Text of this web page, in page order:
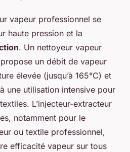
vapeur professionnel se
haute pression et la
. Un nettoyeur vapeur
un débit de vapeur
élevée (jusqu’à 165°C) et
une utilisation intensive pour
L’injecteur-extracteur
notamment pour le
ou textile professionnel,
efficacité vapeur sur tous